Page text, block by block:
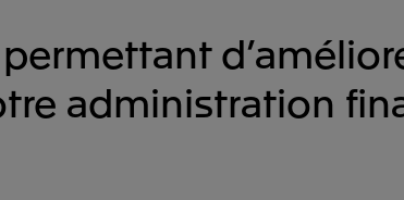
administration